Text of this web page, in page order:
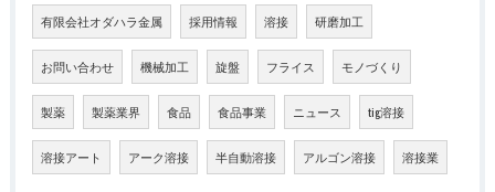
有限会社オダハラ金属 採用情報 溶接 研磨加工
お問い合わせ 機械加工 旋盤 フライス モノづくり
製薬 製薬業界 食品 食品事業 ニュース tig溶接
溶接アート アーク溶接 半自動溶接 アルゴン溶接 溶接業